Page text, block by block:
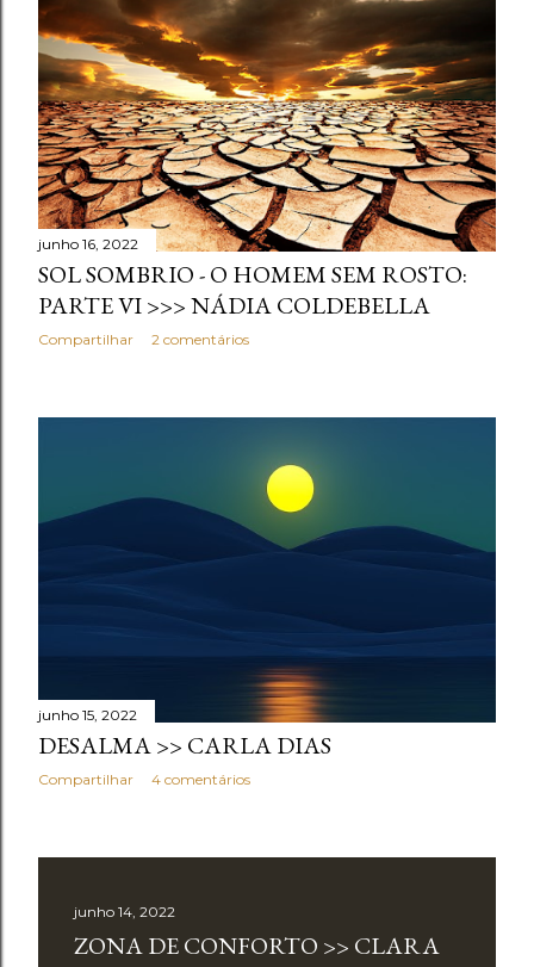
junho 16, 2022
SOL SOMBRIO - O HOMEM SEM ROSTO:
PARTE VI >>> NÁDIA COLDEBELLA
Compartilhar 2 comentários
junho 15, 2022
DESALMA >> CARLA DIAS
Compartilhar 4 comentários
junho 14, 2022
ZONA DE CONFORTO >> CLARA